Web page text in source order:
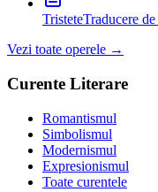
TristeteTraducere
Vezi toate operele →
Curente Literare
Romantismul
Simbolismul
Modernismul
Expresionismul
Toate curentele